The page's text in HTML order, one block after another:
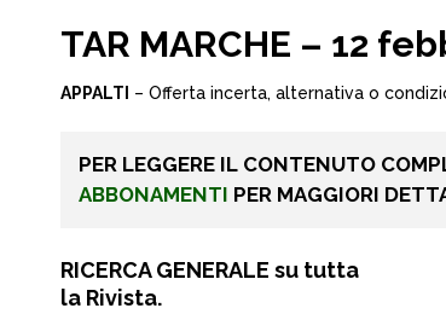
TAR MARCHE – 12
APPALTI – Offerta incerta, alternativa o
PER LEGGERE IL CONTENUTO
ABBONAMENTI PER MAGGIORI
RICERCA GENERALE su tutta
la Rivista.